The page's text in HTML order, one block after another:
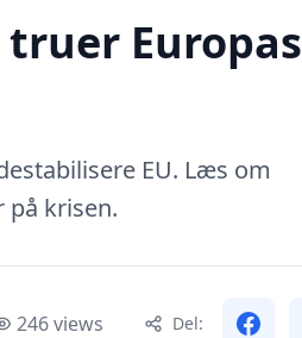
Europas
EU. Læs om
på krisen.
246 views Del: